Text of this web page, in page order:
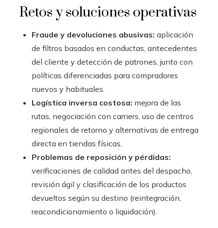
Retos y soluciones operativas
Fraude y devoluciones abusivas: aplicación
de filtros basados en conductas, antecedentes
del cliente y detección de patrones, junto con
políticas diferenciadas para compradores
nuevos y habituales.
Logística inversa costosa: mejora de las
rutas, negociación con carriers, uso de centros
regionales de retorno y alternativas de entrega
directa en tiendas físicas.
Problemas de reposición y pérdidas:
verificaciones de calidad antes del despacho,
revisión ágil y clasificación de los productos
devueltos según su destino (reintegración,
reacondicionamiento o liquidación).